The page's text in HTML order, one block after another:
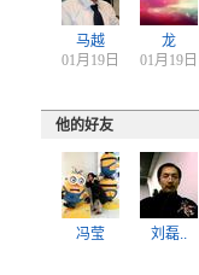
马越
01月19日
龙
01月19日
他的好友
冯莹 刘磊..